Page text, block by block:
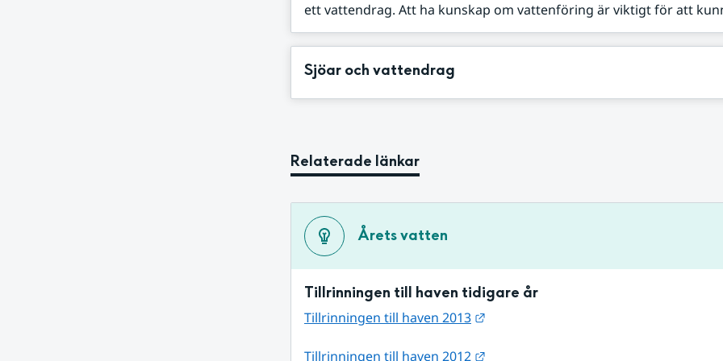
ett vattendrag. Att ha kunskap om vattenföring är viktigt för att
Sjöar och vattendrag
Relaterade länkar
Årets vatten
Tillrinningen till haven tidigare år
Tillrinningen till haven 2013 Länk till annan webbplats.
Tillrinningen till haven 2012 Länk till annan webbplats.